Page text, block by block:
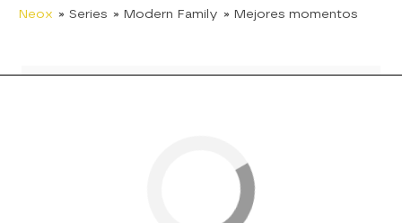
Neox » Series » Modern Family » Mejores momentos